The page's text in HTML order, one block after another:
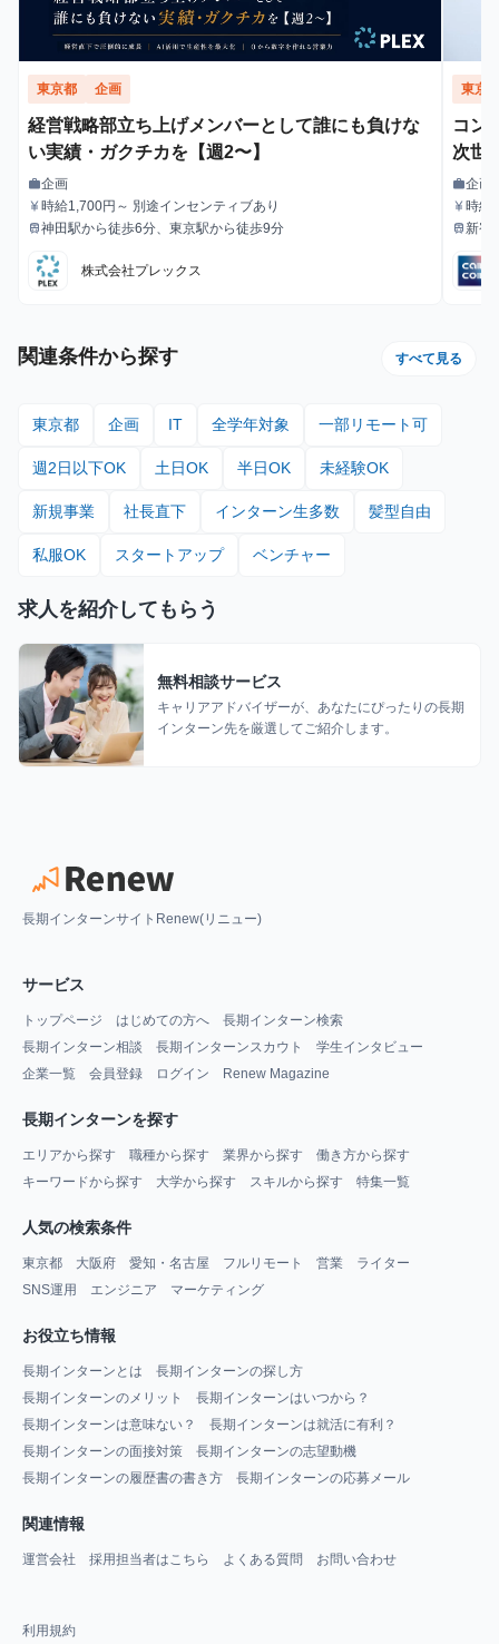
東京都 企画
経営戦略部立ち上げメンバーとして誰にも負けな
い実績・ガクチカを【週2〜】
職種
work企画
給与
currency_yen 時給1,700円～ 別途インセンティブあり
最寄駅
train神田駅から徒歩6分、東京駅から徒歩9分
株式会社プレックス
東京
コン
次世
職種
work企画
給与
currency_yen 時給
最寄駅
train 新宿
関連条件から探す すべて見る
東京都 企画 IT 全学年対象 一部リモート可
週2日以下OK 土日OK 半日OK 未経験OK
新規事業 社長直下 インターン生多数 髪型自由
私服OK スタートアップ ベンチャー
求人を紹介してもらう
無料相談サービス
キャリアアドバイザーが、あなたにぴったりの長期
インターン先を厳選してご紹介します。
長期インターンサイトRenew(リニュー)
サービス
トップページ はじめての方へ
長期インターン検索
長期インターン相談
長期インターンスカウト
学生インタビュー
企業一覧
会員登録 ログイン Renew Magazine
長期インターンを探す
エリアから探す 職種から探す 業界から探す
働き方から探す
キーワードから探す
大学から探す スキルから探す 特集一覧
人気の検索条件
東京都 大阪府 愛知・名古屋 フルリモート 営業
ライター
SNS運用
エンジニア マーケティング
お役立ち情報
長期インターンとは
長期インターンの探し方
長期インターンのメリット
長期インターンはいつから？
長期インターンは意味ない？
長期インターンは就活に有利？
長期インターンの面接対策
長期インターンの志望動機
長期インターンの履歴書の書き方
長期インターンの応募メール
関連情報
運営会社 採用担当者はこちら よくある質問 お問い合わせ
利用規約